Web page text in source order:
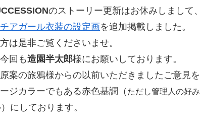
SSIONのストーリー更新はお休みしまして
アガール衣装の設定画を追加掲載しました。
は是非ご覧くださいませ。
回も造園半太郎様にお願いしております。
案の旅鴉様からの以前いただきましたご意見
ジカラーでもある赤色基調（ ただし管理人の好
にしております。